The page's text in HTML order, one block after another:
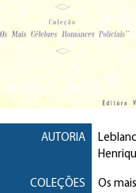
AUTORIA
COLEÇÕES
Os